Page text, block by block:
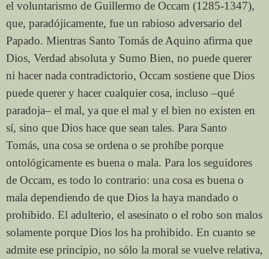
el voluntarismo de Guillermo de Occam (1285-1347),
que, paradójicamente, fue un rabioso adversario del
Papado. Mientras Santo Tomás de Aquino afirma que
Dios, Verdad absoluta y Sumo Bien, no puede querer
ni hacer nada contradictorio, Occam sostiene que Dios
puede querer y hacer cualquier cosa, incluso –qué
paradoja– el mal, ya que el mal y el bien no existen en
sí, sino que Dios hace que sean tales. Para Santo
Tomás, una cosa se ordena o se prohíbe porque
ontológicamente es buena o mala. Para los seguidores
de Occam, es todo lo contrario: una cosa es buena o
mala dependiendo de que Dios la haya mandado o
prohibido. El adulterio, el asesinato o el robo son malos
solamente porque Dios los ha prohibido. En cuanto se
admite ese principio, no sólo la moral se vuelve relativa,